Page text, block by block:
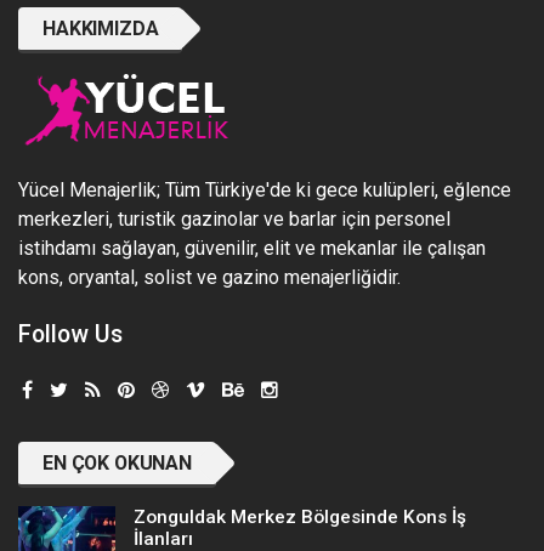
HAKKIMIZDA
Yücel Menajerlik; Tüm Türkiye'de ki gece kulüpleri, eğlence
merkezleri, turistik gazinolar ve barlar için personel
istihdamı sağlayan, güvenilir, elit ve mekanlar ile çalışan
kons, oryantal, solist ve gazino menajerliğidir.
Follow Us
EN ÇOK OKUNAN
Zonguldak Merkez Bölgesinde Kons İş
İlanları